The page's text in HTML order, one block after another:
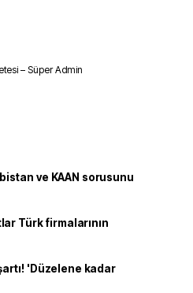
– Süper Admin
ve KAAN sorusunu
Türk firmalarının
'Düzelene kadar